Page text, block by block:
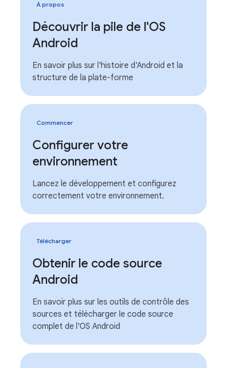
À propos
Découvrir la pile de l'OS
Android
En savoir plus sur l'histoire d'Android et la
structure de la plate-forme
Commencer
Configurer votre
environnement
Lancez le développement et configurez
correctement votre environnement.
Télécharger
Obtenir le code source
Android
En savoir plus sur les outils de contrôle des
sources et télécharger le code source
complet de l'OS Android